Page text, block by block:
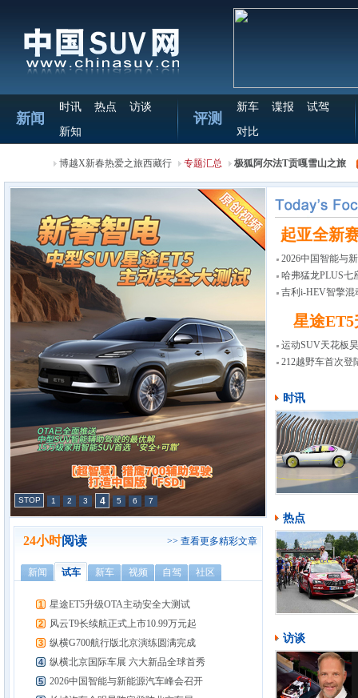
新闻
时讯 热点 访谈
新知
评测
新车 谍报 试驾
对比
博越X新春热爱之旅西藏行 专题汇总 极狐阿尔法T贡嘎雪山之旅
STOP 1 2 3 4 5 6 7
>> 查看更多精彩文章
24小时阅读
新闻 试车 新车 视频 自驾 社区
1 星途ET5升级OTA主动安全大测试
2 风云T9长续航正式上市10.99万元起
3 纵横G700航行版北京演练圆满完成
4 纵横北京国际车展 六大新品全球首秀
5 2026中国智能与新能源汽车峰会召开
起亚全新
2026中国智能与
会召开
哈弗猛龙PLUS七
19.38万
吉利i-HEV智擎混
星途
运动SUV天花板
上市
212越野车首次登
时讯
热点
访谈